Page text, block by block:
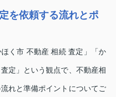
を依頼する流れとポ
く市 不動産 相続 査定」「か
」という観点で、不動産相
れと準備ポイントについてご